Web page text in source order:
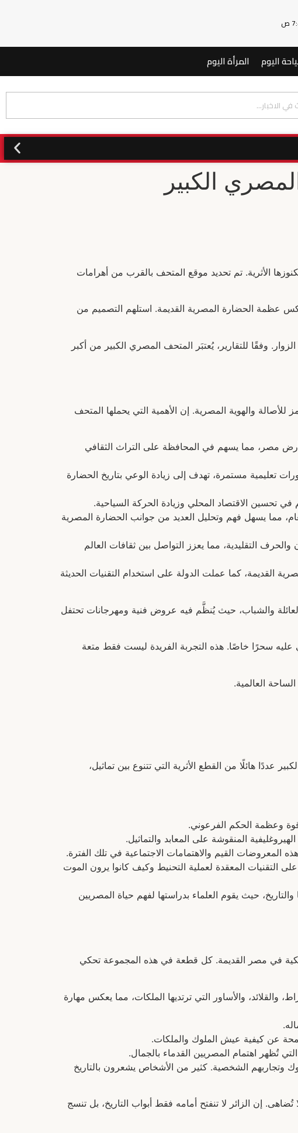
اليوم المرأة اليوم
الكبير
العالم بكنوزها الأثرية. تم تحديد موقع المتحف بالقرب من أهرامات
عظمة الحضارة المصرية القديمة. استلهم التصميم من
وفقًا للتقارير، يُعتبَر المتحف المصري الكبير من أكبر
والهوية المصرية. إن الأهمية التي يحملها المتحف
مصر، مما يسهم في المحافظة على التراث الثقافي
تعليمية مستمرة، تهدف إلى زيادة الوعي بتاريخ الحضارة
تحسين الاقتصاد المحلي وزيادة الحركة السياحية.
مما يسهل فهم وتحليل العديد من جوانب الحضارة المصرية
التقليدية، مما يعزز التواصل بين ثقافات العالم
كما عملت الدولة على استخدام التقنيات الحديثة
العائلة والشباب، حيث يُنظَّم فيه عروض فنية ومهرجانات تحتفل
عليه سحرًا خاصًا. هذه التجربة الفريدة ليست فقط متعة
العالمية.
عددًا هائلًا من القطع الأثرية التي تتنوع بين تماثيل،
وعظمة الحكم الفرعوني.
المنقوشة على المعابد والتماثيل.
المعروضات القيم والاهتمامات الاجتماعية في تلك الفترة.
التقنيات المعقدة لعملية التحنيط وكيف كانوا يرون الموت
حيث يقوم العلماء بدراستها لفهم حياة المصريين
في مصر القديمة. كل قطعة في هذه المجموعة تحكي
والأساور التي ترتديها الملكات، مما يعكس مهارة
عن كيفية عيش الملوك والملكات.
تُظهر اهتمام المصريين القدماء بالجمال.
وتجاربهم الشخصية. كثير من الأشخاص يشعرون بالتاريخ
إن الزائر لا تنفتح أمامه فقط أبواب التاريخ، بل تنسج